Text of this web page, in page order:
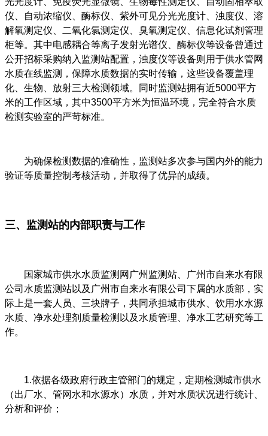
仪、自动浓缩仪、酶标仪、紫外可见分光光度计、浊度仪、溶
解氧测定仪、二氧化氯测定仪、臭氧测定仪、信息化试剂管理
柜等。其中电感耦合等离子发射光谱仪、酶标仪等设备曾通过
公开招标采购纳入监测站配置，浊度仪等设备则用于供水管网
水质在线监测，保障水质数据的实时传输，这些设备覆盖理
化、生物、放射三大检测领域。同时监测站拥有近5000平方
米的工作区域，其中3500平方米为恒温环境，完全符合水质
检测实验室的严苛标准。
为确保检测数据的准确性，监测站多次参与国内外的能力
验证等质量控制考核活动，并取得了优异的成绩。
三、监测站的内部职责与工作
国家城市供水水质监测网广州监测站、广州市自来水有限
公司水质监测站以及广州市自来水有限公司下属的水质部，实
际上是一套人员、三块牌子，共同承担城市供水、饮用水水源
水质、净水处理剂质量检测以及水质管理、净水工艺研究等工
作。
1.依据各级政府行政主管部门的规定，定期检测城市供水
（出厂水、管网水和水源水）水质，并对水质状况进行统计、
分析和评价；